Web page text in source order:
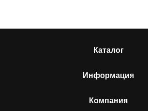
Каталог
Информация
Компания